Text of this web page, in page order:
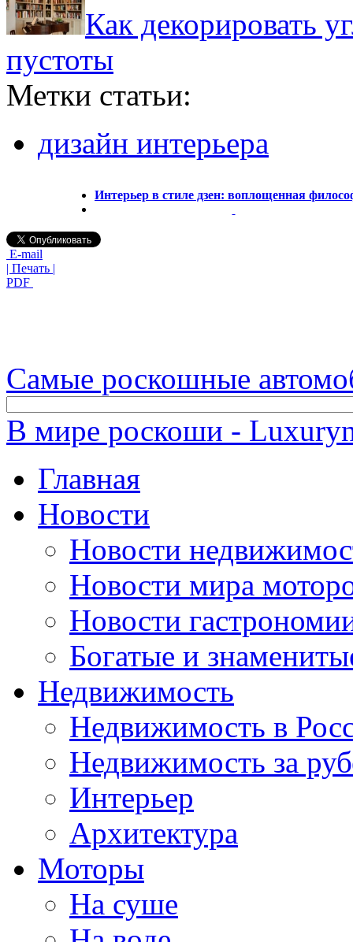
Как декорировать
пустоты
Метки статьи:
дизайн интерьера
Интерьер в стиле дзен: воплощенная
E-mail
| Печать |
PDF
Самые роскошные
В мире роскоши -
Главная
Новости
Новости
Новости мира
Новости
Богатые и
Недвижимость
Недвижимость в
Недвижимость за
Интерьер
Архитектура
Моторы
На суше